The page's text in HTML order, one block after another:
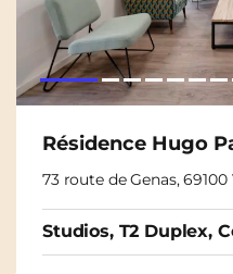
Résidence Hugo
73 route de Genas,
Studios, T2 Duplex,